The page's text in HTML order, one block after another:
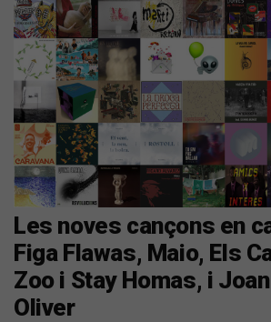
Les noves cançons en
Figa Flawas, Maio, Els
Zoo i Stay Homas, i
Oliver